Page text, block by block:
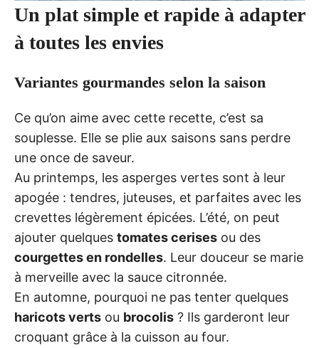
Un plat simple et rapide à adapter
à toutes les envies
Variantes gourmandes selon la saison
Ce qu’on aime avec cette recette, c’est sa
souplesse. Elle se plie aux saisons sans perdre
une once de saveur.
Au printemps, les asperges vertes sont à leur
apogée : tendres, juteuses, et parfaites avec les
crevettes légèrement épicées. L’été, on peut
ajouter quelques tomates cerises ou des
courgettes en rondelles. Leur douceur se marie
à merveille avec la sauce citronnée.
En automne, pourquoi ne pas tenter quelques
haricots verts ou brocolis ? Ils garderont leur
croquant grâce à la cuisson au four.